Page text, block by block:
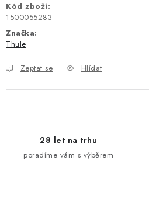
Kód zboží:
1500055283
Značka:
Thule
Zeptat se Hlídat
28 let na trhu
poradíme vám s výběrem